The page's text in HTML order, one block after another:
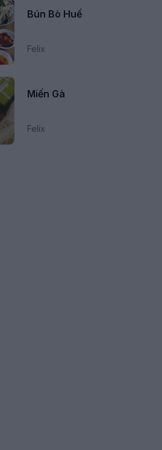
Bún Bò Huế
Felix
Miến Gà
Felix